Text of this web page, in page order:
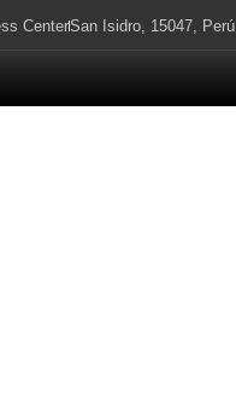
CenterSan Isidro, 15047, Perú